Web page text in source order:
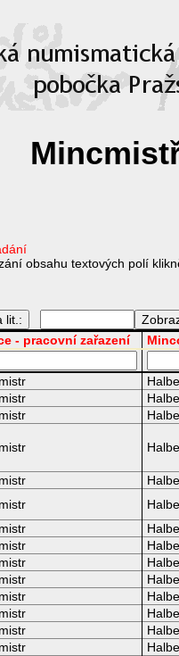
obsahu textových polí
lit.:
- pracovní zařazení